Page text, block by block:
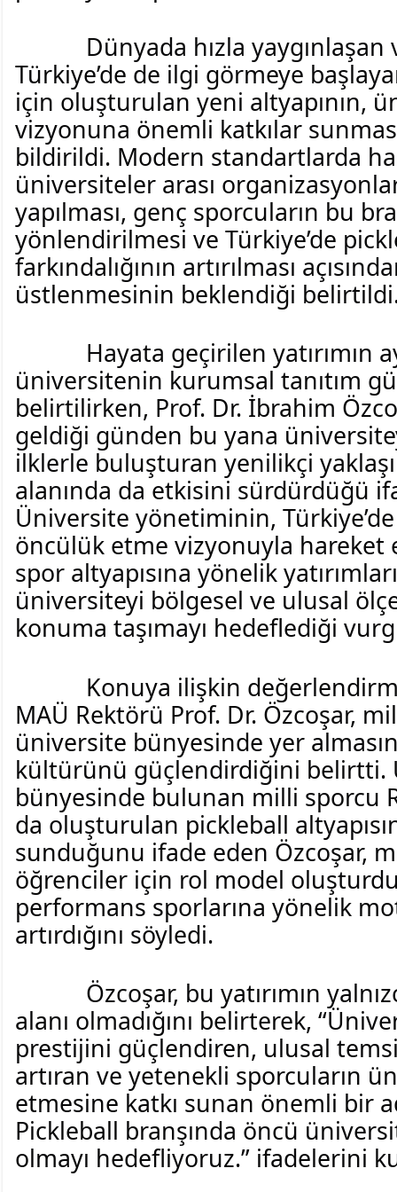
Dünyada hızla yaygınlaşan
Türkiye’de de ilgi görmeye
için oluşturulan yeni altyapının,
vizyonuna önemli katkılar
bildirildi. Modern standartlarda
üniversiteler arası
yapılması, genç sporcuların bu
yönlendirilmesi ve Türkiye’de
farkındalığının artırılması
üstlenmesinin beklendiği
Hayata geçirilen yatırımın
üniversitenin kurumsal tanıtım
belirtilirken, Prof. Dr. İbrahim
geldiği günden bu yana
ilklerle buluşturan yenilikçi
alanında da etkisini sürdürdüğü
Üniversite yönetiminin,
öncülük etme vizyonuyla hareket
spor altyapısına yönelik
üniversiteyi bölgesel ve ulusal
konuma taşımayı hedeflediği
Konuya ilişkin
MAÜ Rektörü Prof. Dr. Özcoşar,
üniversite bünyesinde yer
kültürünü güçlendirdiğini belirtti.
bünyesinde bulunan milli sporcu
da oluşturulan pickleball
sunduğunu ifade eden Özcoşar,
öğrenciler için rol model
performans sporlarına yönelik
artırdığını söyledi.
Özcoşar, bu yatırımın
alanı olmadığını belirterek,
prestijini güçlendiren, ulusal
artıran ve yetenekli sporcuların
etmesine katkı sunan önemli bir
Pickleball branşında öncü
olmayı hedefliyoruz.” ifadelerini